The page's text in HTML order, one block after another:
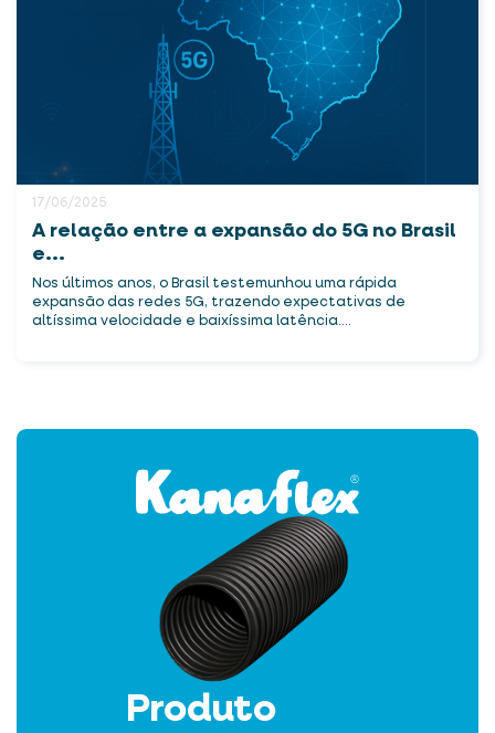
17/06/2025
A relação entre a expansão do 5G no Brasil
e...
Nos últimos anos, o Brasil testemunhou uma rápida
expansão das redes 5G, trazendo expectativas de
altíssima velocidade e baixíssima latência....
Produto